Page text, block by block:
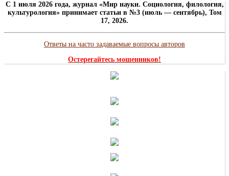
C 1 июля 2026 года, журнал «Мир науки. Социология, филология,
культурология» принимает статьи в №3 (июль — сентябрь), Том
17, 2026.
Ответы на часто задаваемые вопросы авторов
Остерегайтесь мошенников!